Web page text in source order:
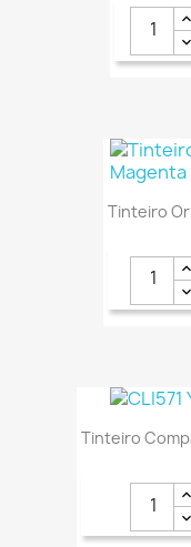
Tinteiro
Tinteiro